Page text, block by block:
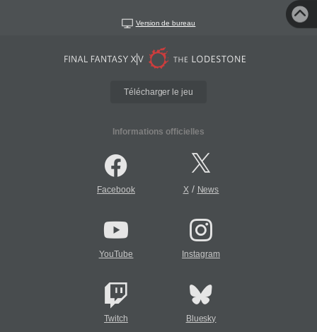
Version de bureau
Télécharger le jeu
Informations officielles
Facebook X/ News
YouTube Instagram
Twitch Bluesky